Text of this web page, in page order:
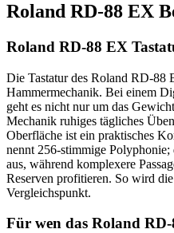
Roland RD-88 EX
Roland RD-88 EX
Die Tastatur des Roland RD-88
Hammermechanik. Bei einem
geht es nicht nur um das
Mechanik ruhiges tägliches
Oberfläche ist ein praktisches
nennt 256-stimmige
aus, während komplexere
Reserven profitieren. So wird
Vergleichspunkt.
Für wen das Roland